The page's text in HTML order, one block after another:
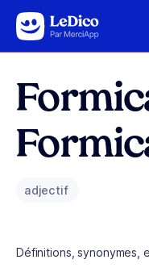
Aller au contenu
adjectif
Définitions, synonymes,